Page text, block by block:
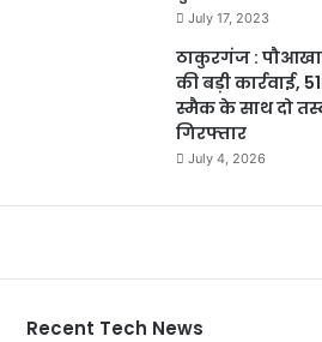
July 17, 2023
ठाकुरगंज :
की बड़ी कार्रवाई,
स्मैक के साथ दो
गिरफ्तार
July 4, 2026
Recent Tech News